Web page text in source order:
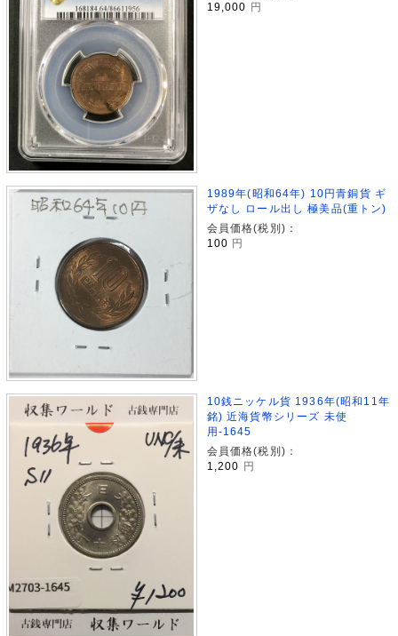
19,000 円
1989年(昭和64年) 10円青銅貨 ギ
ザなし ロール出し 極美品(重トン)
会員価格(税別)：
100 円
10銭ニッケル貨 1936年(昭和11年
銘) 近海貨幣シリーズ 未使
用-1645
会員価格(税別)：
1,200 円